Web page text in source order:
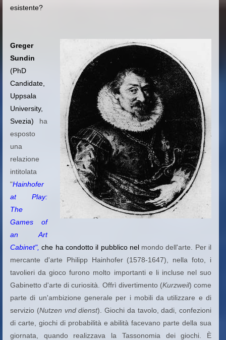
esistente?
Greger
Sundin
(PhD
Candidate,
Uppsala
University,
Svezia) ha
esposto
una
relazione
intitolata
"Hainhofer
at Play:
The
Games of
an Art
Cabinet", che ha condotto il pubblico nel mondo dell'arte. Per il
mercante d'arte Philipp Hainhofer (1578-1647), nella foto, i
tavolieri da gioco furono molto importanti e li incluse nel suo
Gabinetto d'arte di curiosità. Offrì divertimento (Kurzweil) come
parte di un'ambizione generale per i mobili da utilizzare e di
servizio (Nutzen vnd dienst). Giochi da tavolo, dadi, confezioni
di carte, giochi di probabilità e abilità facevano parte della sua
giornata, quando realizzava la Tassonomia dei giochi. È